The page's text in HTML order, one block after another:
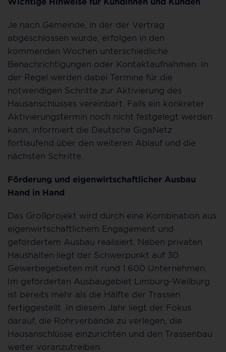
Je nach Gemeinde, in der der Vertrag
abgeschlossen wurde, erfolgen in den
kommenden Wochen unterschiedliche
Benachrichtigungen oder Kontaktaufnahmen. In
der Regel werden dabei Termine für die
notwendigen Schritte zur Aktivierung des
Hausanschlusses vereinbart. Falls ein konkreter
Aktivierungstermin noch nicht festgelegt werden
kann, informiert die Deutsche GigaNetz
fortlaufend über den weiteren Ablauf und die
nächsten Schritte.
Förderung und eigenwirtschaftlicher Ausbau
Hand in Hand
Das Großprojekt wird durch eine Kombination aus
eigenwirtschaftlichem Engagement und
gefördertem Ausbau realisiert. Neben privaten
Haushalten liegt der Schwerpunkt auf 30
Gewerbegebieten mit rund 1.600 Unternehmen.
Im geförderten Ausbaugebiet Limburg-Weilburg
ist bereits mehr als die Hälfte der Trassen
fertiggestellt. In diesem Jahr liegt der Fokus
darauf, die Rohrverbände zu verlegen, die
Hausanschlüsse einzurichten und den Trassenbau
weiter voranzutreiben.